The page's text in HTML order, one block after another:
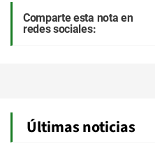
Comparte esta nota en
redes sociales:
Últimas noticias